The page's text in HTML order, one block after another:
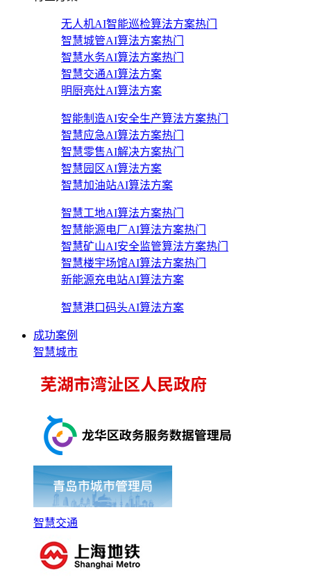
无人机AI智能巡检算法方案热门
智慧城管AI算法方案热门
智慧水务AI算法方案热门
智慧交通AI算法方案
明厨亮灶AI算法方案
智能制造AI安全生产算法方案热门
智慧应急AI算法方案热门
智慧零售AI解决方案热门
智慧园区AI算法方案
智慧加油站AI算法方案
智慧工地AI算法方案热门
智慧能源电厂AI算法方案热门
智慧矿山AI安全监管算法方案热门
智慧楼宇场馆AI算法方案热门
新能源充电站AI算法方案
智慧港口码头AI算法方案
成功案例
智慧城市
智慧交通